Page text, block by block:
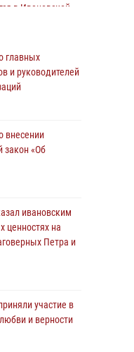
в Ивановской
в
участие в
Дня
сотрудники
ивановской
ОМОН "Спарта"
с
главных
и руководителей
внесении
закон «Об
ивановским
ценностях на
Петра и
участие в
и верности